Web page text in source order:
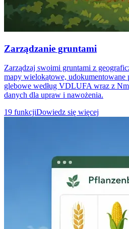
Zarządzanie gruntami
Zarządzaj swoimi gruntami z
mapy wielokątowe, udokumentowane
glebowe według VDLUFA wraz z
danych dla upraw i nawożenia.
19 funkcjiDowiedz się więcej